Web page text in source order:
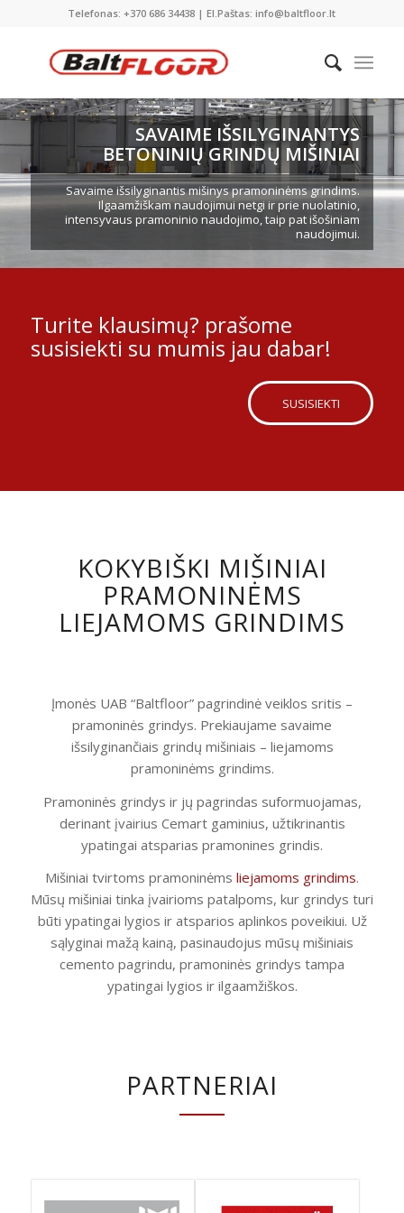
Telefonas: +370 686 34438 | El.Paštas: info@baltfloor.lt
SAVAIME IŠSILYGINANTYS
BETONINIŲ GRINDŲ MIŠINIAI
Savaime išsilyginantis mišinys pramoninėms grindims.
Ilgaamžiškam naudojimui netgi ir prie nuolatinio,
intensyvaus pramoninio naudojimo, taip pat išošiniam
naudojimui.
Turite klausimų? prašome
susisiekti su mumis jau dabar!
SUSISIEKTI
KOKYBIŠKI MIŠINIAI
PRAMONINĖMS
LIEJAMOMS GRINDIMS
Įmonės UAB “Baltfloor” pagrindinė veiklos sritis –
pramoninės grindys. Prekiaujame savaime
išsilyginančiais grindų mišiniais – liejamoms
pramoninėms grindims.
Pramoninės grindys ir jų pagrindas suformuojamas,
derinant įvairius Cemart gaminius, užtikrinantis
ypatingai atsparias pramonines grindis.
Mišiniai tvirtoms pramoninėms liejamoms grindims.
Mūsų mišiniai tinka įvairioms patalpoms, kur grindys turi
būti ypatingai lygios ir atsparios aplinkos poveikiui. Už
sąlyginai mažą kainą, pasinaudojus mūsų mišiniais
cemento pagrindu, pramoninės grindys tampa
ypatingai lygios ir ilgaamžiškos.
PARTNERIAI